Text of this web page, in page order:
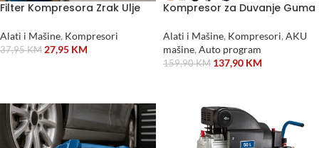
Filter Kompresora Zrak Ulje
Alati i Mašine, Kompresori
37,95KM 27,95 KM
Kompresor za Duvanje Guma
Alati i Mašine, Kompresori, AKU
mašine, Auto program
159,90KM 137,90 KM